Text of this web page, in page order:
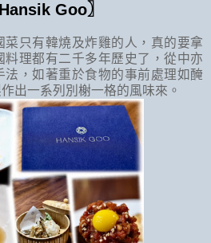
Goo〗
只有韓燒及炸雞的人，真的要拿
料理都有二千多年歷史了，從中亦
法，如著重於食物的事前處理如醃
出一系列別榭一格的風味來。